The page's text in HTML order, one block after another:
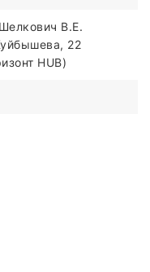
В.Е.
22
HUB)